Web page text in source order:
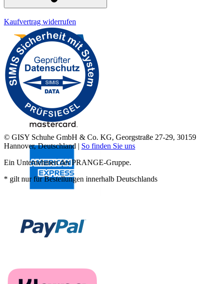
Kaufvertrag widerrufen
© GISY Schuhe GmbH & Co. KG, Georgstraße 27-29, 30159
Hannover, Deutschland | So finden Sie uns
Ein Unternehmen der PRANGE-Gruppe.
* gilt nur für Bestellungen innerhalb Deutschlands